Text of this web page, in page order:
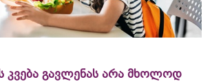
კვება გავლენას არა მხოლოდ